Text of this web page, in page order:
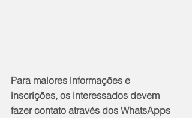
Para maiores informações e
inscrições, os interessados devem
fazer contato através dos WhatsApps